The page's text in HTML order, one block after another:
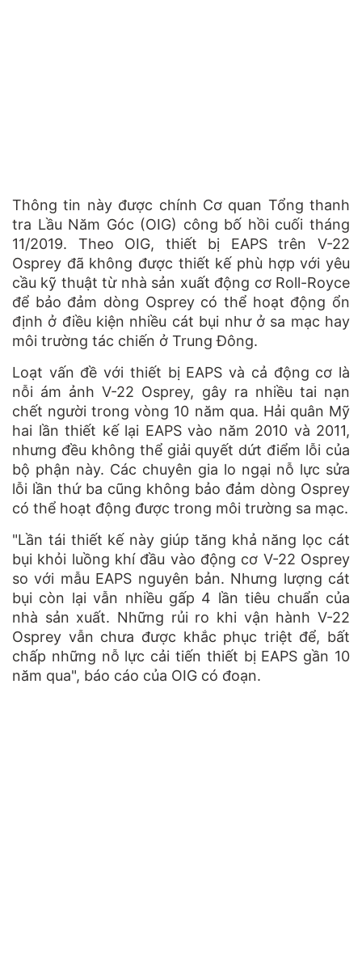
Thông tin này được chính Cơ quan Tổng thanh
tra Lầu Năm Góc (OIG) công bố hồi cuối tháng
11/2019. Theo OIG, thiết bị EAPS trên V-22
Osprey đã không được thiết kế phù hợp với yêu
cầu kỹ thuật từ nhà sản xuất động cơ Roll-Royce
để bảo đảm dòng Osprey có thể hoạt động ổn
định ở điều kiện nhiều cát bụi như ở sa mạc hay
môi trường tác chiến ở Trung Đông.
Loạt vấn đề với thiết bị EAPS và cả động cơ là
nỗi ám ảnh V-22 Osprey, gây ra nhiều tai nạn
chết người trong vòng 10 năm qua. Hải quân Mỹ
hai lần thiết kế lại EAPS vào năm 2010 và 2011,
nhưng đều không thể giải quyết dứt điểm lỗi của
bộ phận này. Các chuyên gia lo ngại nỗ lực sửa
lỗi lần thứ ba cũng không bảo đảm dòng Osprey
có thể hoạt động được trong môi trường sa mạc.
"Lần tái thiết kế này giúp tăng khả năng lọc cát
bụi khỏi luồng khí đầu vào động cơ V-22 Osprey
so với mẫu EAPS nguyên bản. Nhưng lượng cát
bụi còn lại vẫn nhiều gấp 4 lần tiêu chuẩn của
nhà sản xuất. Những rủi ro khi vận hành V-22
Osprey vẫn chưa được khắc phục triệt để, bất
chấp những nỗ lực cải tiến thiết bị EAPS gần 10
năm qua", báo cáo của OIG có đoạn.